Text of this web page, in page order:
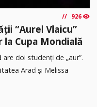
926
“Aurel Vlaicu”
la Cupa Mondială
are doi studenți de „aur”.
Arad și Melissa